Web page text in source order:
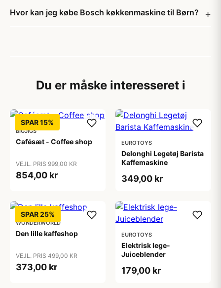
Hvor kan jeg købe Bosch køkkenmaskine til Børn?
Du er måske interesseret i
SPAR 15%
BIGJIGS
Cafésæt - Coffee shop
VEJL. PRIS 999,00 KR
854,00 kr
EUROTOYS
Delonghi Legetøj Barista
Kaffemaskine
349,00 kr
SPAR 25%
WONDERWORLD
Den lille kaffeshop
VEJL. PRIS 499,00 KR
373,00 kr
EUROTOYS
Elektrisk lege-
Juiceblender
179,00 kr